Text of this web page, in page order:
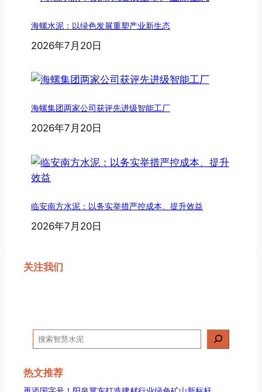
海螺水泥：以绿色发展重塑产业新生态
2026年7月20日
海螺集团两家公司获评先进级智能工厂
2026年7月20日
临安南方水泥：以务实举措严控成本、提升效益
2026年7月20日
关注我们
搜
索
热文推荐